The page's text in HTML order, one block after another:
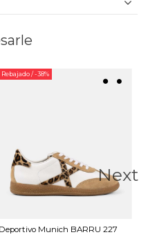
Rebajado/ -38%
Deportivo Munich BARRU 227
Next